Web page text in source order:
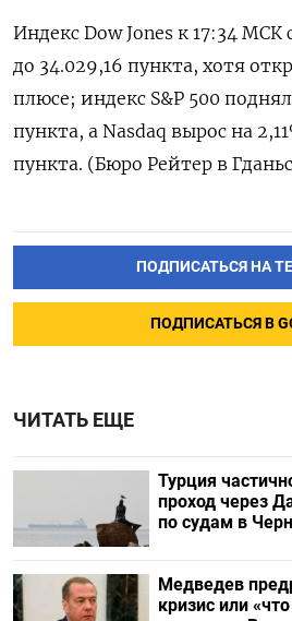
Индекс Dow Jones к 17:34 МСК
до 34.029,16 пункта, хотя
плюсе; индекс S&P 500
пункта, а Nasdaq вырос на
пункта. (Бюро Рейтер в
ПОДПИСАТЬСЯ НА
ПОДПИСАТЬСЯ В
ЧИТАТЬ ЕЩЕ
Турция
проход через
по судам в
Медведев
кризис или